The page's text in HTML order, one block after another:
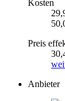
Kosten
Preis
Anbieter